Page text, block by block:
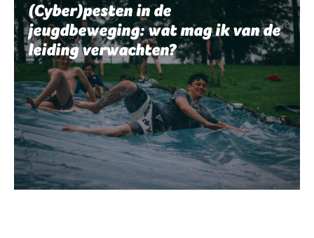
(Cyber)pesten in de
jeugdbeweging: wat mag ik van de
leiding verwachten?